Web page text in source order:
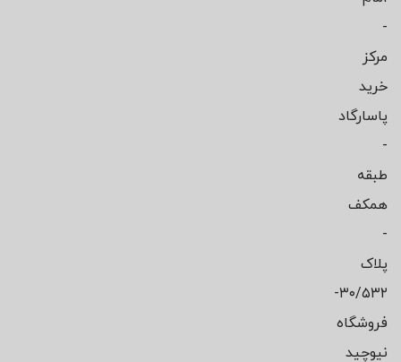
-
مرکز
خرید
پاسارگاد
-
طبقه
همکف
-
پلاک
۳۰/۵۳۲-
فروشگاه
نیوچید